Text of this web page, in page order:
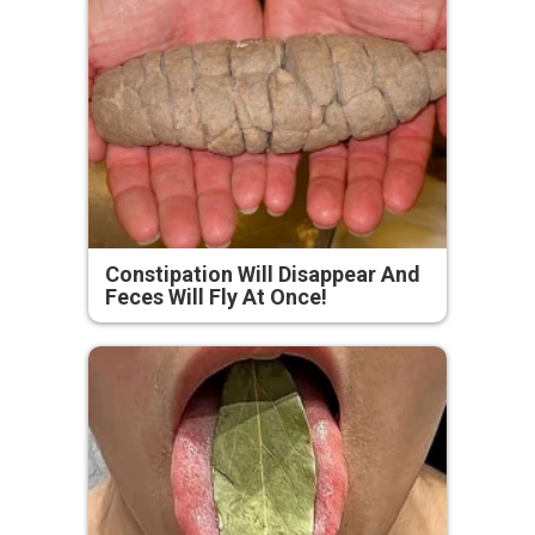
Constipation Will Disappear And
Feces Will Fly At Once!